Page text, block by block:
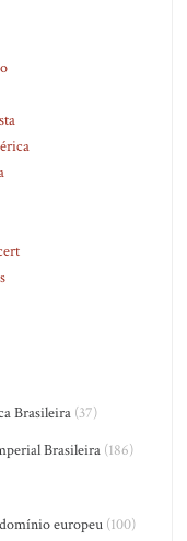
Brasileira (37)
Brasileira (186)
europeu(100)